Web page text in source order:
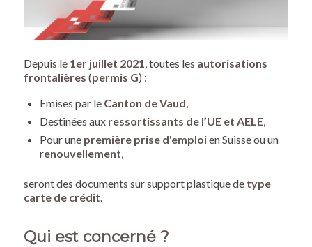
Depuis le 1er juillet 2021, toutes les autorisations
frontalières (permis G) :
Emises par le Canton de Vaud,
Destinées aux ressortissants de l’UE et AELE,
Pour une première prise d'emploien Suisse ou un
renouvellement,
seront des documents sur support plastique de type
carte de crédit.
Qui est concerné ?